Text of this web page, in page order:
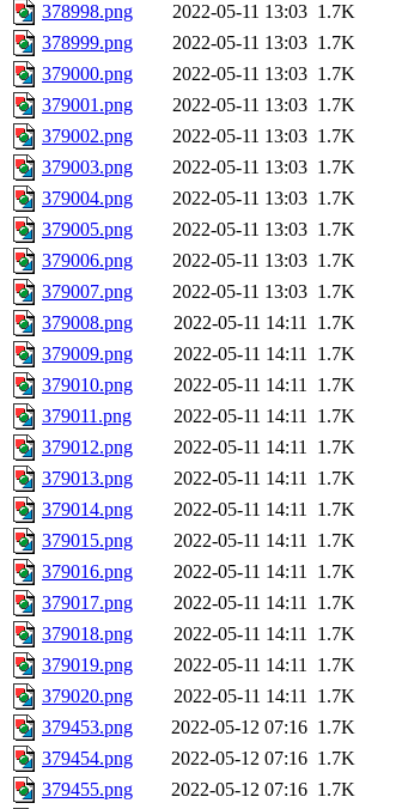
378998.png
2022-05-11 13:03 1.7K
378999.png
2022-05-11 13:03 1.7K
379000.png
2022-05-11 13:03 1.7K
379001.png
2022-05-11 13:03 1.7K
379002.png
2022-05-11 13:03 1.7K
379003.png
2022-05-11 13:03 1.7K
379004.png
2022-05-11 13:03 1.7K
379005.png
2022-05-11 13:03 1.7K
379006.png
2022-05-11 13:03 1.7K
379007.png
2022-05-11 13:03 1.7K
379008.png
2022-05-11 14:11 1.7K
379009.png
2022-05-11 14:11 1.7K
379010.png
2022-05-11 14:11 1.7K
379011.png
2022-05-11 14:11 1.7K
379012.png
2022-05-11 14:11 1.7K
379013.png
2022-05-11 14:11 1.7K
379014.png
2022-05-11 14:11 1.7K
379015.png
2022-05-11 14:11 1.7K
379016.png
2022-05-11 14:11 1.7K
379017.png
2022-05-11 14:11 1.7K
379018.png
2022-05-11 14:11 1.7K
379019.png
2022-05-11 14:11 1.7K
379020.png
2022-05-11 14:11 1.7K
379453.png
2022-05-12 07:16 1.7K
379454.png
2022-05-12 07:16 1.7K
379455.png
2022-05-12 07:16 1.7K